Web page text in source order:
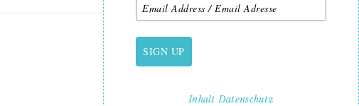
PRIMARY
SIDEBAR
SIGN UP
InhaltDatenschutz